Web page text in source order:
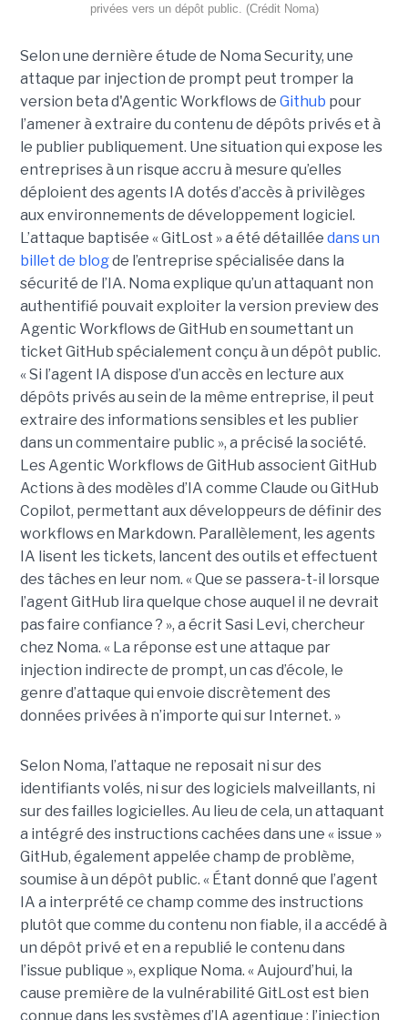
privées vers un dépôt public. (Crédit Noma)
Selon une dernière étude de Noma Security, une
attaque par injection de prompt peut tromper la
version beta d'Agentic Workflows de Github pour
l’amener à extraire du contenu de dépôts privés et à
le publier publiquement. Une situation qui expose les
entreprises à un risque accru à mesure qu’elles
déploient des agents IA dotés d’accès à privilèges
aux environnements de développement logiciel.
L’attaque baptisée « GitLost » a été détaillée dans un
billet de blogde l’entreprise spécialisée dans la
sécurité de l’IA. Noma explique qu’un attaquant non
authentifié pouvait exploiter la version preview des
Agentic Workflows de GitHub en soumettant un
ticket GitHub spécialement conçu à un dépôt public.
« Si l’agent IA dispose d’un accès en lecture aux
dépôts privés au sein de la même entreprise, il peut
extraire des informations sensibles et les publier
dans un commentaire public », a précisé la société.
Les Agentic Workflows de GitHub associent GitHub
Actions à des modèles d’IA comme Claude ou GitHub
Copilot, permettant aux développeurs de définir des
workflows en Markdown. Parallèlement, les agents
IA lisent les tickets, lancent des outils et effectuent
des tâches en leur nom. « Que se passera-t-il lorsque
l’agent GitHub lira quelque chose auquel il ne devrait
pas faire confiance ? », a écrit Sasi Levi, chercheur
chez Noma. « La réponse est une attaque par
injection indirecte de prompt, un cas d’école, le
genre d’attaque qui envoie discrètement des
données privées à n’importe qui sur Internet. »
Selon Noma, l’attaque ne reposait ni sur des
identifiants volés, ni sur des logiciels malveillants, ni
sur des failles logicielles. Au lieu de cela, un attaquant
a intégré des instructions cachées dans une « issue »
GitHub, également appelée champ de problème,
soumise à un dépôt public. « Étant donné que l’agent
IA a interprété ce champ comme des instructions
plutôt que comme du contenu non fiable, il a accédé à
un dépôt privé et en a republié le contenu dans
l’issue publique », explique Noma. « Aujourd’hui, la
cause première de la vulnérabilité GitLost est bien
connue dans les systèmes d’IA agentique : l’injection